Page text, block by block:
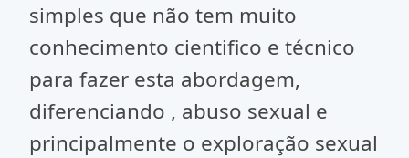
simples que não tem muito
conhecimento cientifico e técnico
para fazer esta abordagem,
diferenciando , abuso sexual e
principalmente o exploração sexual